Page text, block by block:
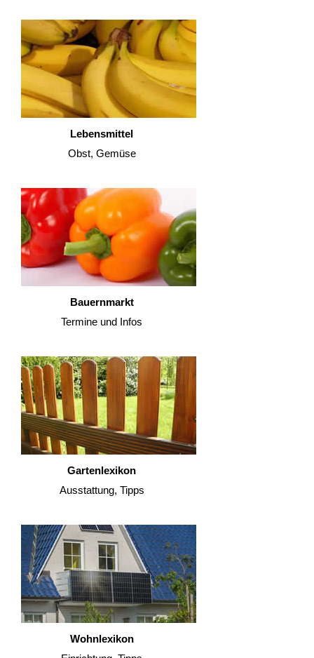
Lebensmittel
Obst, Gemüse
Bauernmarkt
Termine und Infos
Gartenlexikon
Ausstattung, Tipps
Wohnlexikon